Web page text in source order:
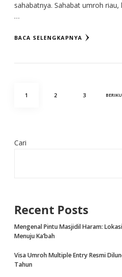
sahabatnya. Sahabat umroh
…
BACA SELENGKAPNYA
Paginasi
HALAMAN
1 HALAMAN
2 HALAMAN
3
Cari
Recent Posts
Mengenal Pintu Masjidil Haram:
Menuju Ka’bah
Visa Umroh Multiple Entry Resmi
Tahun